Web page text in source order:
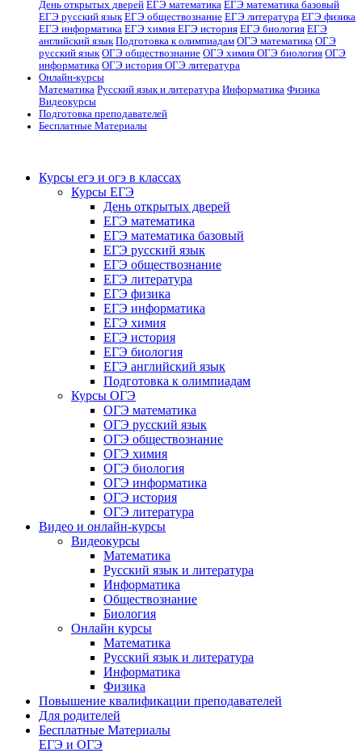
День открытых дверей ЕГЭ математика ЕГЭ математика базовый
ЕГЭ русский язык ЕГЭ обществознание ЕГЭ литература ЕГЭ физика
ЕГЭ информатика ЕГЭ химия ЕГЭ история ЕГЭ биология ЕГЭ
английский язык Подготовка к олимпиадам ОГЭ математика ОГЭ
русский язык ОГЭ обществознание ОГЭ химия ОГЭ биология ОГЭ
информатика ОГЭ история ОГЭ литература
Онлайн-курсы
Математика Русский язык и литература Информатика Физика
Видеокурсы
Подготовка преподавателей
Бесплатные Материалы
Курсы егэ и огэ в классах
Курсы ЕГЭ
День открытых дверей
ЕГЭ математика
ЕГЭ математика базовый
ЕГЭ русский язык
ЕГЭ обществознание
ЕГЭ литература
ЕГЭ физика
ЕГЭ информатика
ЕГЭ химия
ЕГЭ история
ЕГЭ биология
ЕГЭ английский язык
Подготовка к олимпиадам
Курсы ОГЭ
ОГЭ математика
ОГЭ русский язык
ОГЭ обществознание
ОГЭ химия
ОГЭ биология
ОГЭ информатика
ОГЭ история
ОГЭ литература
Видео и онлайн-курсы
Видеокурсы
Математика
Русский язык и литература
Информатика
Обществознание
Биология
Онлайн курсы
Математика
Русский язык и литература
Информатика
Физика
Повышение квалификации преподавателей
Для родителей
Бесплатные Материалы
ЕГЭ и ОГЭ